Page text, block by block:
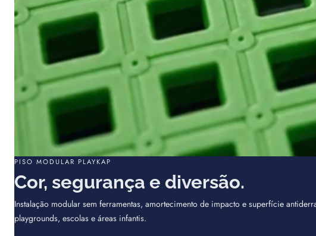
PISO MODULAR PLAYKAP
Cor, segurança e diversão.
Instalação modular sem ferramentas, amortecimento de impacto e superfície
playgrounds, escolas e áreas infantis.